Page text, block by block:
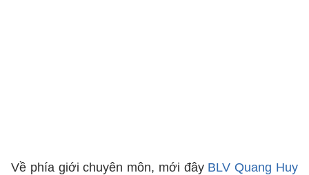
Về phía giới chuyên môn, mới đây BLV Quang Huy